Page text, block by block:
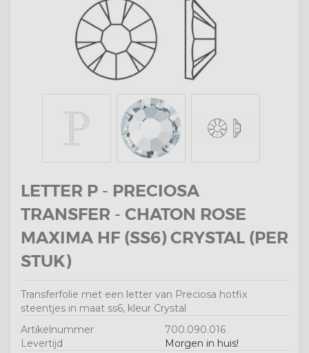
LETTER P - PRECIOSA
TRANSFER - CHATON ROSE
MAXIMA HF (SS6) CRYSTAL (PER
STUK)
Transferfolie met een letter van Preciosa hotfix
steentjes in maat ss6, kleur Crystal
Artikelnummer
700.090.016
Levertijd
Morgen in huis!